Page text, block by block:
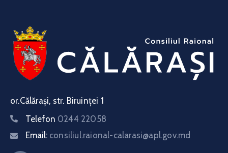
or.Călărași, str. Biruinței 1
Telefon 0244 22058
Email: consiliul.raional-calarasi@apl.gov.md